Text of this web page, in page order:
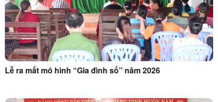
Lễ ra mắt mô hình “Gia đình số” năm 2026